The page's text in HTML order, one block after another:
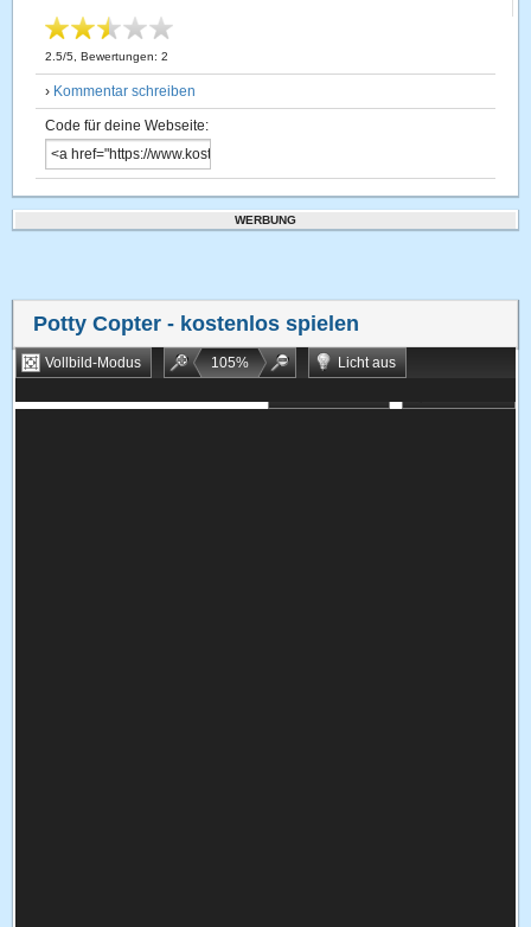
2.5/5 , Bewertungen:2
› Kommentar schreiben
Code für deine Webseite:
WERBUNG
Potty Copter - kostenlos spielen
Vollbild-Modus 105%
Licht aus